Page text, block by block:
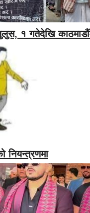
१ गतेदेखि
नियन्त्रणमा